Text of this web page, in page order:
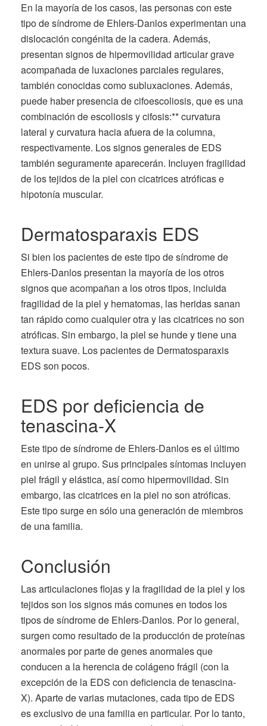
En la mayoría de los casos, las personas con este
tipo de síndrome de Ehlers-Danlos experimentan una
dislocación congénita de la cadera. Además,
presentan signos de hipermovilidad articular grave
acompañada de luxaciones parciales regulares,
también conocidas como subluxaciones. Además,
puede haber presencia de cifoescoliosis, que es una
combinación de escoliosis y cifosis:** curvatura
lateral y curvatura hacia afuera de la columna,
respectivamente. Los signos generales de EDS
también seguramente aparecerán. Incluyen fragilidad
de los tejidos de la piel con cicatrices atróficas e
hipotonía muscular.
Dermatosparaxis EDS
Si bien los pacientes de este tipo de síndrome de
Ehlers-Danlos presentan la mayoría de los otros
signos que acompañan a los otros tipos, incluida
fragilidad de la piel y hematomas, las heridas sanan
tan rápido como cualquier otra y las cicatrices no son
atróficas. Sin embargo, la piel se hunde y tiene una
textura suave. Los pacientes de Dermatosparaxis
EDS son pocos.
EDS por deficiencia de
tenascina-X
Este tipo de síndrome de Ehlers-Danlos es el último
en unirse al grupo. Sus principales síntomas incluyen
piel frágil y elástica, así como hipermovilidad. Sin
embargo, las cicatrices en la piel no son atróficas.
Este tipo surge en sólo una generación de miembros
de una familia.
Conclusión
Las articulaciones flojas y la fragilidad de la piel y los
tejidos son los signos más comunes en todos los
tipos de síndrome de Ehlers-Danlos. Por lo general,
surgen como resultado de la producción de proteínas
anormales por parte de genes anormales que
conducen a la herencia de colágeno frágil (con la
excepción de la EDS con deficiencia de tenascina-
X). Aparte de varias mutaciones, cada tipo de EDS
es exclusivo de una familia en particular. Por lo tanto,